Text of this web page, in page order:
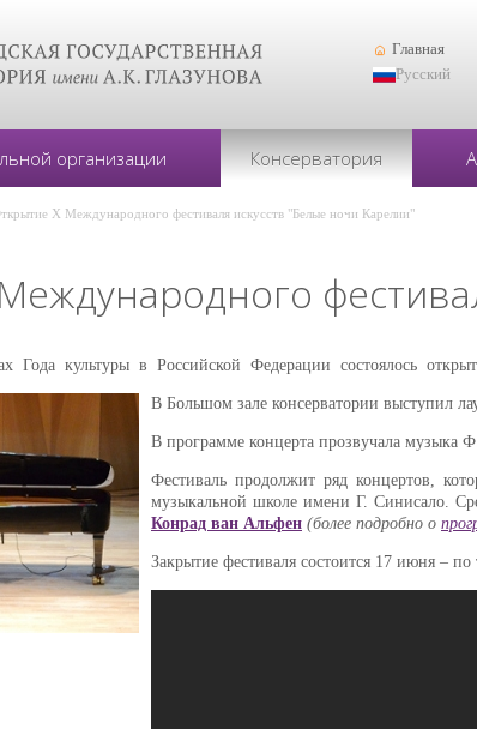
Главная
Русский
организации Консерватория
X Международного фестиваля искусств "Белые ночи Карелии"
Года культуры в Российской Федерации состоялось
В Большом зале консерватории выступил
В программе концерта прозвучала
Фестиваль продолжит ряд концертов,
музыкальной школе имени Г. Синисало.
Конрад ван Альфен (более подробно о
Закрытие фестиваля состоится 17 июня –